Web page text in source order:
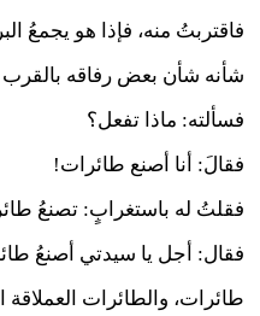
فاقتربتُ منه، فإذا هو يجمعُ
شأنه شأن بعض رفاقه بالقرب
فسألته: ماذا تفعل؟
فقالَ: أنا أصنع طائرات!
فقلتُ له باستغرابٍ: تصنعُ
فقال: أجل يا سيدتي أصنعُ
طائرات، والطائرات العملاقة